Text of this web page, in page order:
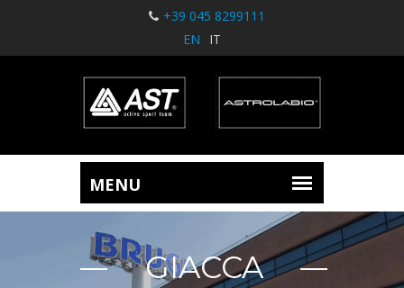
+39 045 8299111
EN
IT
GIACCA